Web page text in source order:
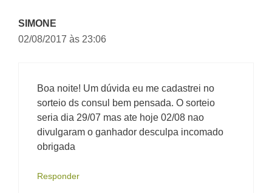
SIMONE
02/08/2017 às 23:06
Boa noite! Um dúvida eu me cadastrei no
sorteio ds consul bem pensada. O sorteio
seria dia 29/07 mas ate hoje 02/08 nao
divulgaram o ganhador desculpa incomado
obrigada
Responder